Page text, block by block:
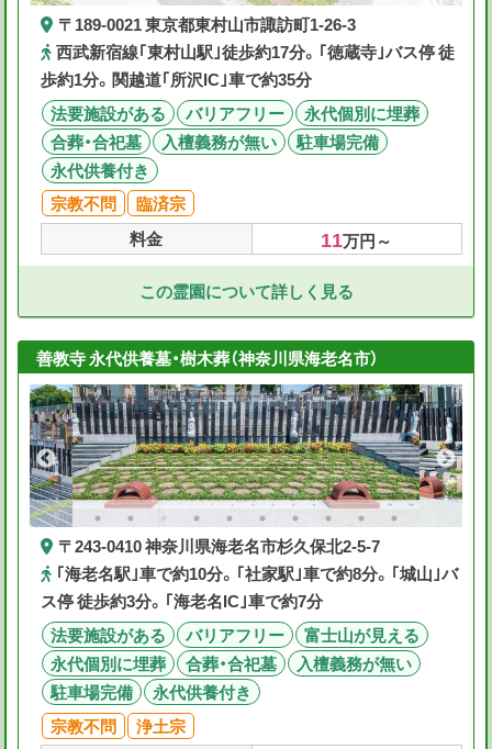
〒189-0021 東京都東村山市諏訪町1-26-3
西武新宿線｢東村山駅｣徒歩約17分。｢徳蔵寺｣バス停 徒
歩約1分。関越道｢所沢IC｣車で約35分
法要施設がある
バリアフリー
永代個別に埋葬
合葬・合祀墓
入檀義務が無い
駐車場完備
永代供養付き
宗教不問
臨済宗
料金
11万円～
この霊園について詳しく見る
善教寺 永代供養墓・樹木葬（神奈川県海老名市）
〒243-0410 神奈川県海老名市杉久保北2-5-7
｢海老名駅｣車で約10分。｢社家駅｣車で約8分。｢城山｣バ
ス停 徒歩約3分。｢海老名IC｣車で約7分
法要施設がある
バリアフリー
富士山が見える
永代個別に埋葬
合葬・合祀墓
入檀義務が無い
駐車場完備
永代供養付き
宗教不問
浄土宗